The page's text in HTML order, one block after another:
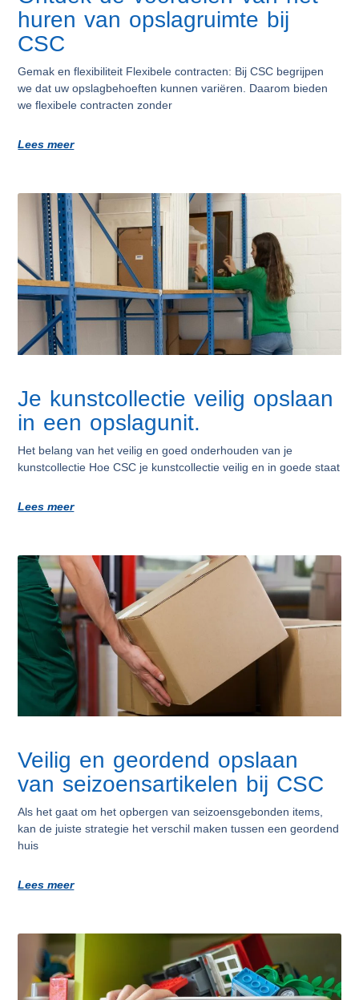
huren van opslagruimte bij
CSC
Gemak en flexibiliteit Flexibele contracten: Bij CSC begrijpen
we dat uw opslagbehoeften kunnen variëren. Daarom bieden
we flexibele contracten zonder
Lees meer
Je kunstcollectie veilig opslaan
in een opslagunit.
Het belang van het veilig en goed onderhouden van je
kunstcollectie Hoe CSC je kunstcollectie veilig en in goede staat
Lees meer
Veilig en geordend opslaan
van seizoensartikelen bij CSC
Als het gaat om het opbergen van seizoensgebonden items,
kan de juiste strategie het verschil maken tussen een geordend
huis
Lees meer